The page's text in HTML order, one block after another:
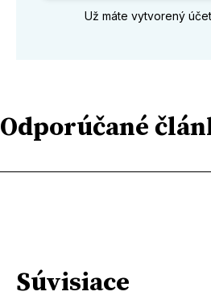
Už máte vytvorený
Odporúčané
Súvisiace